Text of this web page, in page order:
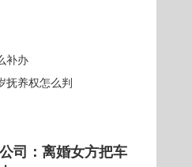
补办
抚养权怎么判
司：离婚女方把车